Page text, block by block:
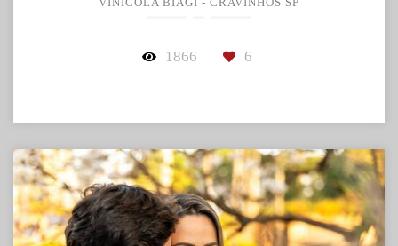
VINÍCOLA BIAGI - CRAVINHOS SP
1866 6